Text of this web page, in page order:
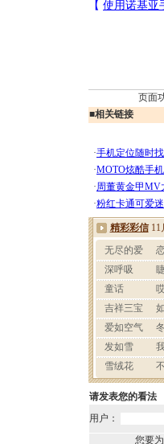
页面
■相关链接
请发表您的看法
用户：
您要